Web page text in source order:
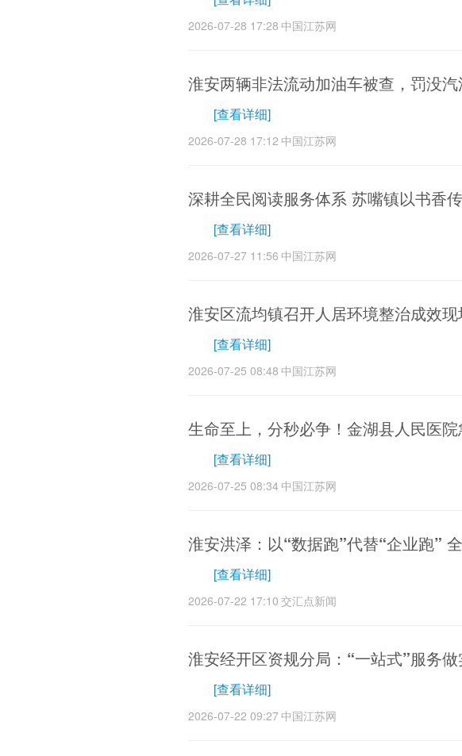
2026-07-28 17:28 中国江苏网
淮安两辆非法流动加油车被查，罚没
[查看详细]
2026-07-28 17:12 中国江苏网
深耕全民阅读服务体系 苏嘴镇以书香
[查看详细]
2026-07-27 11:56 中国江苏网
淮安区流均镇召开人居环境整治成效
[查看详细]
2026-07-25 08:48 中国江苏网
生命至上，分秒必争！金湖县人民医
[查看详细]
2026-07-25 08:34 中国江苏网
淮安洪泽：以“数据跑”代替“企业跑”
[查看详细]
2026-07-22 17:10 交汇点新闻
淮安经开区资规分局：“一站式”服务
[查看详细]
2026-07-22 09:27 中国江苏网